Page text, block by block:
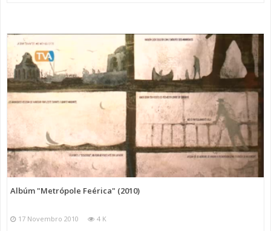
Albúm "Metrópole Feérica" (2010)
17 Novembro 2010 4 K